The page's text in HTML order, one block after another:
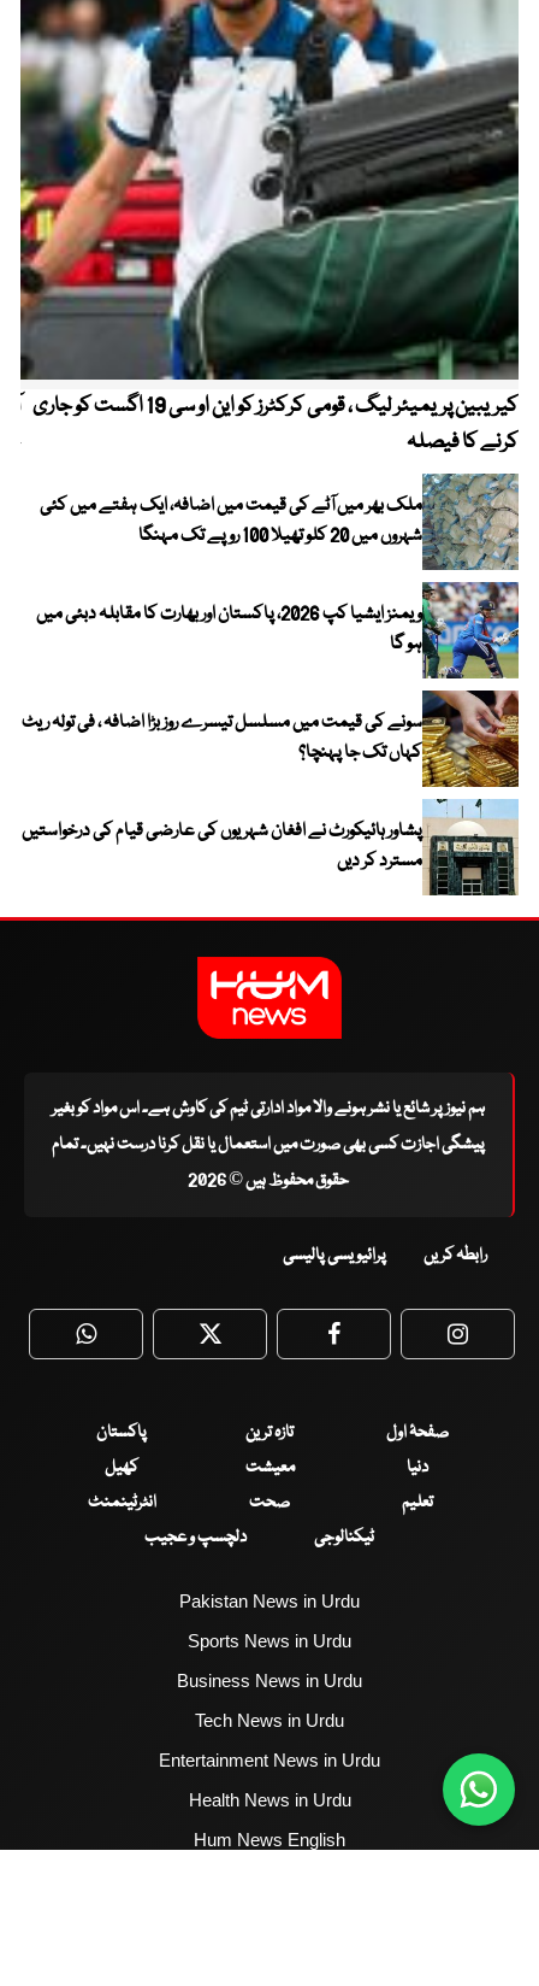
کیریبین پریمیئر لیگ ، قومی کرکٹرز کو این او سی 19 اگست کو جاری
کرنے کا فیصلہ
ملک بھر میں آٹے کی قیمت میں اضافہ، ایک ہفتے میں کئی
شہروں میں 20 کلو تھیلا 100 روپے تک مہنگا
ویمنز ایشیا کپ 2026، پاکستان اور بھارت کا مقابلہ دبئی میں
ہو گا
سونے کی قیمت میں مسلسل تیسرے روز بڑا اضافہ ، فی تولہ ریٹ
کہاں تک جا پہنچا؟
پشاور ہائیکورٹ نے افغان شہریوں کی عارضی قیام کی درخواستیں
مسترد کر دیں
ہم نیوز پر شائع یا نشر ہونے والا مواد ادارتی ٹیم کی کاوش ہے۔ اس مواد کو بغیر
پیشگی اجازت کسی بھی صورت میں استعمال یا نقل کرنا درست نہیں۔ تمام
حقوق محفوظ ہیں © 2026
رابطہ کریں پرائیویسی پالیسی
WhatsApp Twitter Facebook
صفحۂ اول تازہ ترین
پاکستان
دنیا
معیشت
کھیل
تعلیم
صحت
انٹرٹینمنٹ
ٹیکنالوجی
دلچسپ و عجیب
Pakistan News in Urdu
Sports News in Urdu
Business News in Urdu
Tech News in Urdu
Entertainment News in Urdu
Health News in Urdu
Hum News English